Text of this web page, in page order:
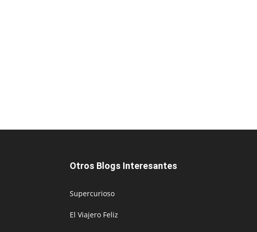
Otros Blogs Interesantes
Supercurioso
El Viajero Feliz